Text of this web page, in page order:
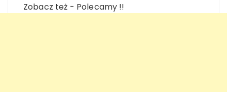
Zobacz też - Polecamy !!